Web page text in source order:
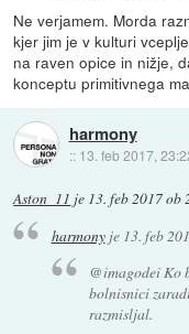
Ne verjamem. Morda
kjer jim je v kulturi
na raven opice in nižje,
konceptu primitivnega
harmony
:: 13. feb 2017,
Aston_11 je 13. feb 2017 ob
harmonyje 13. feb
@imagodei Ko
bolnisnici
razmisljal.